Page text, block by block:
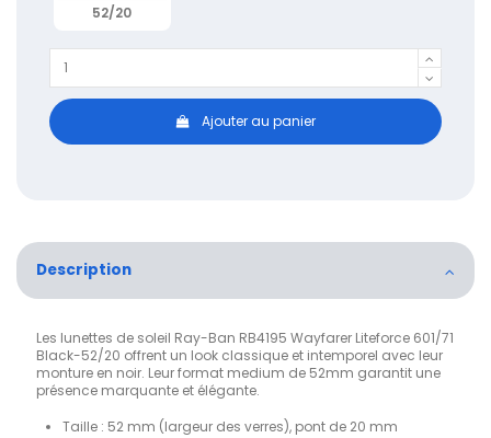
52/20
Ajouter au panier
Description
Les lunettes de soleil Ray-Ban RB4195 Wayfarer Liteforce 601/71
Black-52/20 offrent un look classique et intemporel avec leur
monture en noir. Leur format medium de 52mm garantit une
présence marquante et élégante.
Taille : 52 mm (largeur des verres), pont de 20 mm